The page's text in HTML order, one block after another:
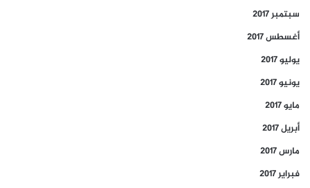
سبتمبر 2017
أغسطس 2017
يوليو 2017
يونيو 2017
مايو 2017
أبريل 2017
مارس 2017
فبراير 2017